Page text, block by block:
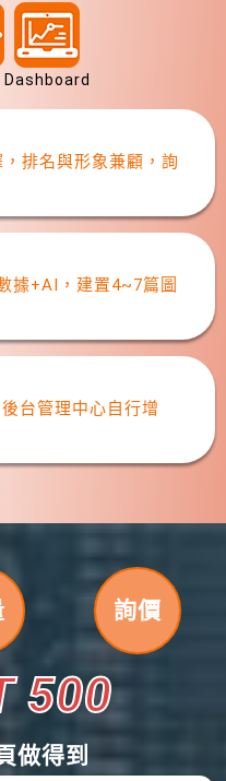
Dashboard
排名與形象兼顧，詢
據+AI，建置4~7篇圖
台管理中心自行增
詢價
500
做得到